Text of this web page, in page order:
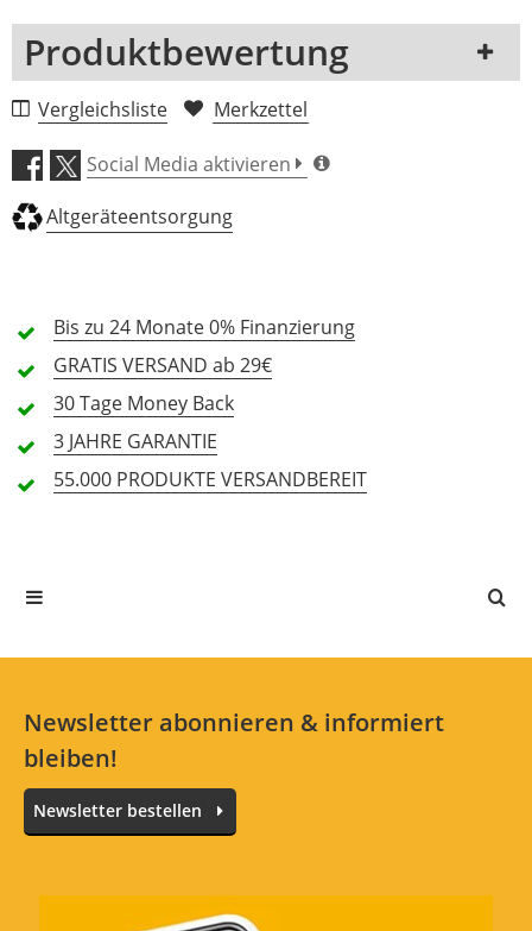
Produktbewertung
1 Rezension
5 Sterne
4 Sterne
3 Sterne
Alle Sprachen
In deiner Sprache gibt es noch keine Textbewertungen.
Vergleichsliste Merkzettel
Social Media aktivieren
Altgeräteentsorgung
Bis zu 24 Monate0% Finanzierung
GRATIS VERSAND ab 29€
30 Tage Money Back
3 JAHRE GARANTIE
55.000 PRODUKTE VERSANDBEREIT
Newsletter abonnieren & informiert
bleiben!
Newsletter bestellen